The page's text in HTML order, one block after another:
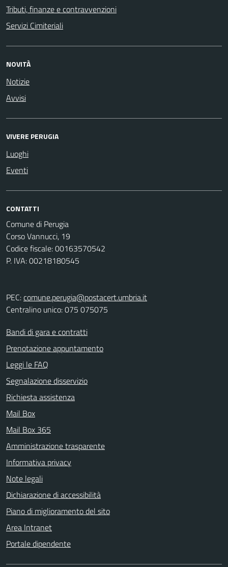
Tributi, finanze e contravvenzioni
Servizi Cimiteriali
NOVITÀ
Notizie
Avvisi
VIVERE PERUGIA
Luoghi
Eventi
CONTATTI
Comune di Perugia
Corso Vannucci, 19
Codice fiscale: 00163570542
P. IVA: 00218180545
PEC:comune.perugia@postacert.umbria.it
Centralino unico: 075 075075
Bandi di gara e contratti
Prenotazione appuntamento
Leggi le FAQ
Segnalazione disservizio
Richiesta assistenza
Mail Box
Mail Box 365
Amministrazione trasparente
Informativa privacy
Note legali
Dichiarazione di accessibilità
Piano di miglioramento del sito
Area Intranet
Portale dipendente